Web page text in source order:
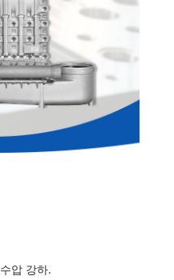
압 강하.